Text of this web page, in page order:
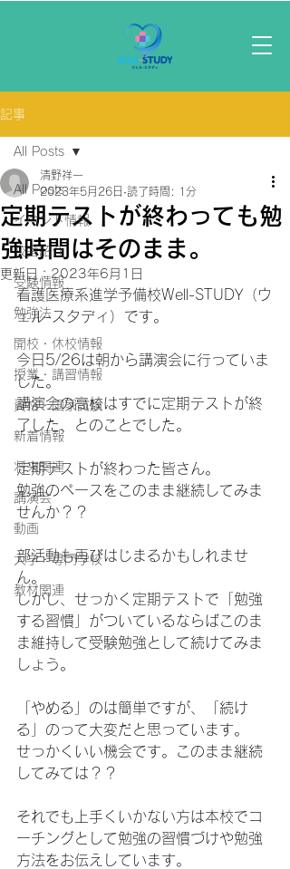
記事
All Posts
イベント情報
校舎紹介
受験情報
勉強法
開校・休校情報
授業・講習情報
資格・国家試験
新着情報
将来関連
講演会
動画
大学・専門学校
教材関連
All Posts
定期テストが終わっても勉
強時間はそのまま。
清野祥一
2023年5月26日 読了時間: 1分
更新日：2023年6月1日
看護医療系進学予備校Well-STUDY（ウ
ェル-スタディ）です。
今日5/26は朝から講演会に行っていま
した。
講演会の高校はすでに定期テストが終
了した、とのことでした。
定期テストが終わった皆さん。
勉強のペースをこのまま継続してみま
せんか？？
部活動も再びはじまるかもしれませ
ん。
しかし、せっかく定期テストで「勉強
する習慣」がついているならばこのま
ま維持して受験勉強として続けてみま
しょう。
「やめる」のは簡単ですが、「続け
る」のって大変だと思っています。
せっかくいい機会です。このまま継続
してみては？？
それでも上手くいかない方は本校でコ
ーチングとして勉強の習慣づけや勉強
方法をお伝えしています。